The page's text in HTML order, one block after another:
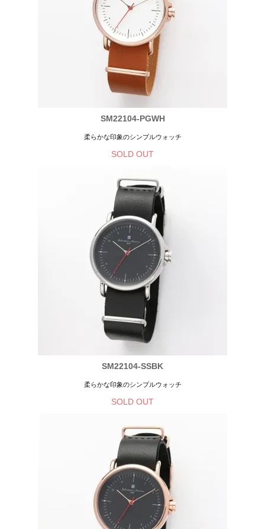
SM22104-PGWH
柔らかな印象のシンプルウォッチ
SOLD OUT
SM22104-SSBK
柔らかな印象のシンプルウォッチ
SOLD OUT